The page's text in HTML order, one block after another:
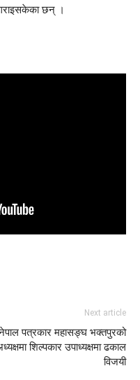
छन् ।
Next article
पत्रकार महासङ्घ भक्तपुरको
शिल्पकार उपाध्यक्षमा ढकाल
विजयी